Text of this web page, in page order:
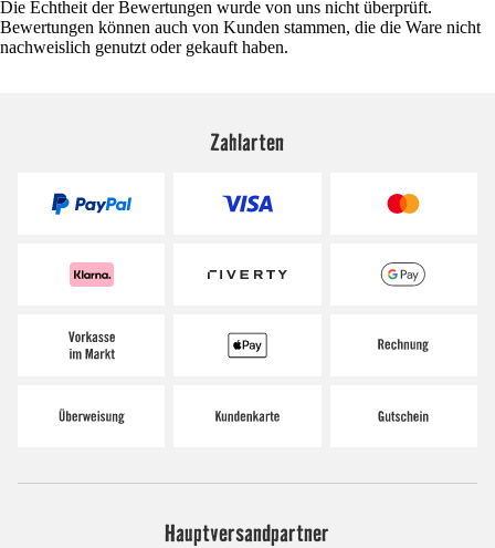
Die Echtheit der Bewertungen wurde von uns nicht überprüft.
Bewertungen können auch von Kunden stammen, die die Ware nicht
nachweislich genutzt oder gekauft haben.
Zahlarten
Hauptversandpartner